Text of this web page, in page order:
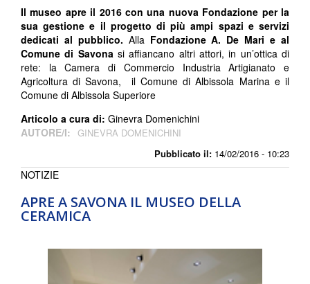
Pubblicato il: 14/02/2016 - 10:23
Il museo apre il 2016 con una nuova Fondazione per la
sua gestione e il progetto di più ampi spazi e servizi
dedicati al pubblico. Alla Fondazione A. De Mari e al
Comune di Savonasi affiancano altri attori, in un’ottica di
rete: la Camera di Commercio Industria Artigianato e
Agricoltura di Savona, il Comune di Albissola Marina e il
Comune di Albissola Superiore
Articolo a cura di: Ginevra Domenichini
AUTORE/I: GINEVRA DOMENICHINI
APRE A SAVONA IL MUSEO DELLA
CERAMICA
NOTIZIE